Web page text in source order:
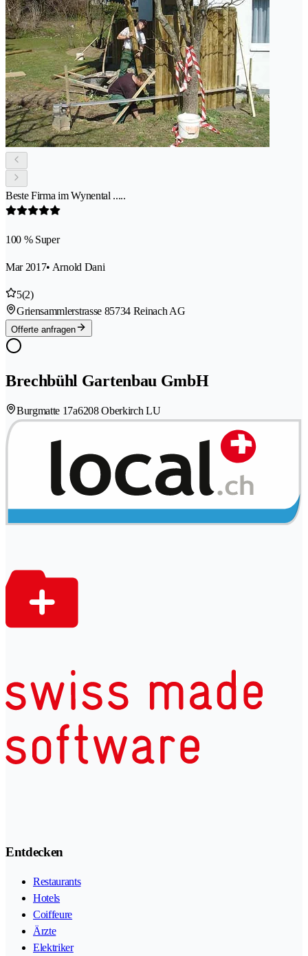
Beste Firma im Wynental .....
100 % Super
Mar 2017• Arnold Dani
5(2)
Griensammlerstrasse 85734 Reinach AG
Offerte anfragen
Brechbühl Gartenbau GmbH
Burgmatte 17a6208 Oberkirch LU
Entdecken
Restaurants
Hotels
Coiffeure
Ärzte
Elektriker